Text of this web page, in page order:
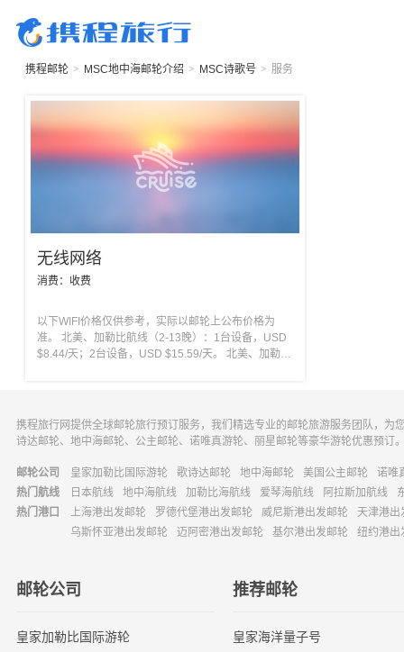
携程邮轮 > MSC地中海邮轮介绍 > MSC诗歌号 > 服务
无线网络
消费： 收费
以下WIFI价格仅供参考，实际以邮轮上公布价格为
准。 北美、加勒比航线（2-13晚）：1台设备，USD
$8.44/天；2台设备，USD $15.59/天。 北美、加勒比
$10.39/天。 欧洲、中东、南加勒比航线（2-13
晚）：1台设备，EUR €6.99/天；2台设备，EUR
晚）：1台设备，EUR €4.89/天；2台设备，EUR
€8.39/天。 南美、印度洋/南非航线（2-13晚）：1台
设备，USD $6.99/天；2台设备，USD $11.19/天。
南美、印度洋/南非航线（14-50晚）：1台设备，USD
$4.89/天；2台设备，USD $8.39/天。 转港航线（10-
€4.89/天；2台设备，EUR €8.39/天。
携程旅行网提供全球邮轮旅行预订服务，我们精选专业的邮轮旅游服务团队，
诗达邮轮、地中海邮轮、公主邮轮、诺唯真游轮、丽星邮轮等豪华游轮优惠预订
邮轮公司 皇家加勒比国际游轮 歌诗达邮轮 地中海邮轮 美国公主邮轮
诺唯
热门航线
日本航线 地中海航线 加勒比海航线 爱琴海航线 阿拉斯加航线
热门港口
上海港出发邮轮 罗德代堡港出发邮轮 威尼斯港出发邮轮
天津港出
乌斯怀亚港出发邮轮
迈阿密港出发邮轮 基尔港出发邮轮 纽约港出
邮轮公司
皇家加勒比国际游轮
推荐邮轮
皇家海洋量子号